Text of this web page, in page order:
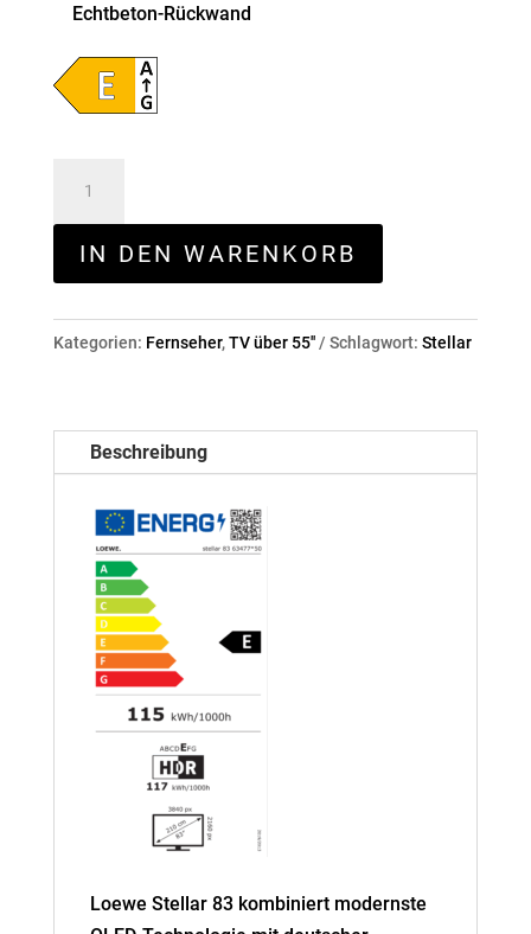
Echtbeton-Rückwand
Menge
IN DEN WARENKORB
Kategorien: Fernseher,TV über 55'' Schlagwort: Stellar
Beschreibung
Loewe Stellar 83 kombiniert modernste